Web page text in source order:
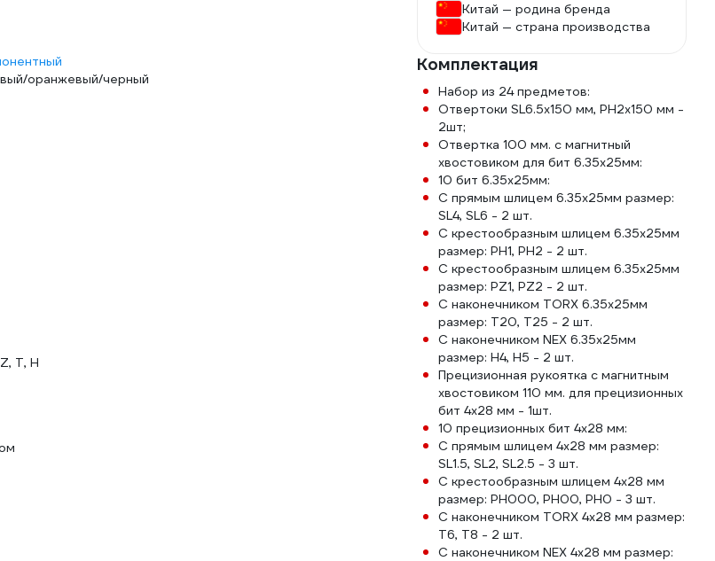
оранжевый/черный
T, H
Китай — родина бренда
Китай — страна производства
Комплектация
Набор из 24 предметов:
Отвертоки SL6.5х150 мм, PH2х150 мм -
2шт;
Отвертка 100 мм. с магнитный
хвостовиком для бит 6.35х25мм:
10 бит 6.35х25мм:
С прямым шлицем 6.35х25мм размер:
SL4, SL6 - 2 шт.
С крестообразным шлицем 6.35х25мм
размер: PH1, PH2 - 2 шт.
С крестообразным шлицем 6.35х25мм
размер: PZ1, PZ2 - 2 шт.
С наконечником TORX 6.35х25мм
размер: T20, T25 - 2 шт.
С наконечником NEX 6.35х25мм
размер: H4, H5 - 2 шт.
Прецизионная рукоятка с магнитным
хвостовиком 110 мм. для прецизионных
бит 4х28 мм - 1шт.
10 прецизионных бит 4х28 мм:
С прямым шлицем 4х28 мм размер:
SL1.5, SL2, SL2.5 - 3 шт.
С крестообразным шлицем 4х28 мм
размер: PH000, PH00, PH0 - 3 шт.
С наконечником TORX 4х28 мм размер:
T6, T8 - 2 шт.
С наконечником NEX 4х28 мм размер: